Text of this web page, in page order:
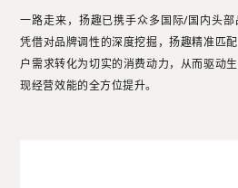
一路走来，扬趣已携手众多国际/国内头部
凭借对品牌调性的深度挖掘，扬趣精准匹
户需求转化为切实的消费动力，从而驱动
现经营效能的全方位提升。